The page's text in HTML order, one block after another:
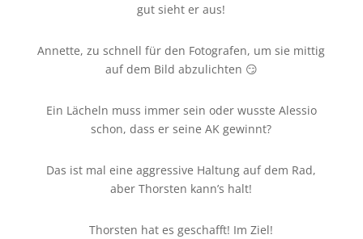
gut sieht er aus!
Annette, zu schnell für den Fotografen, um sie mittig
auf dem Bild abzulichten 😏
Ein Lächeln muss immer sein oder wusste Alessio
schon, dass er seine AK gewinnt?
Das ist mal eine aggressive Haltung auf dem Rad,
aber Thorsten kann’s halt!
Thorsten hat es geschafft! Im Ziel!